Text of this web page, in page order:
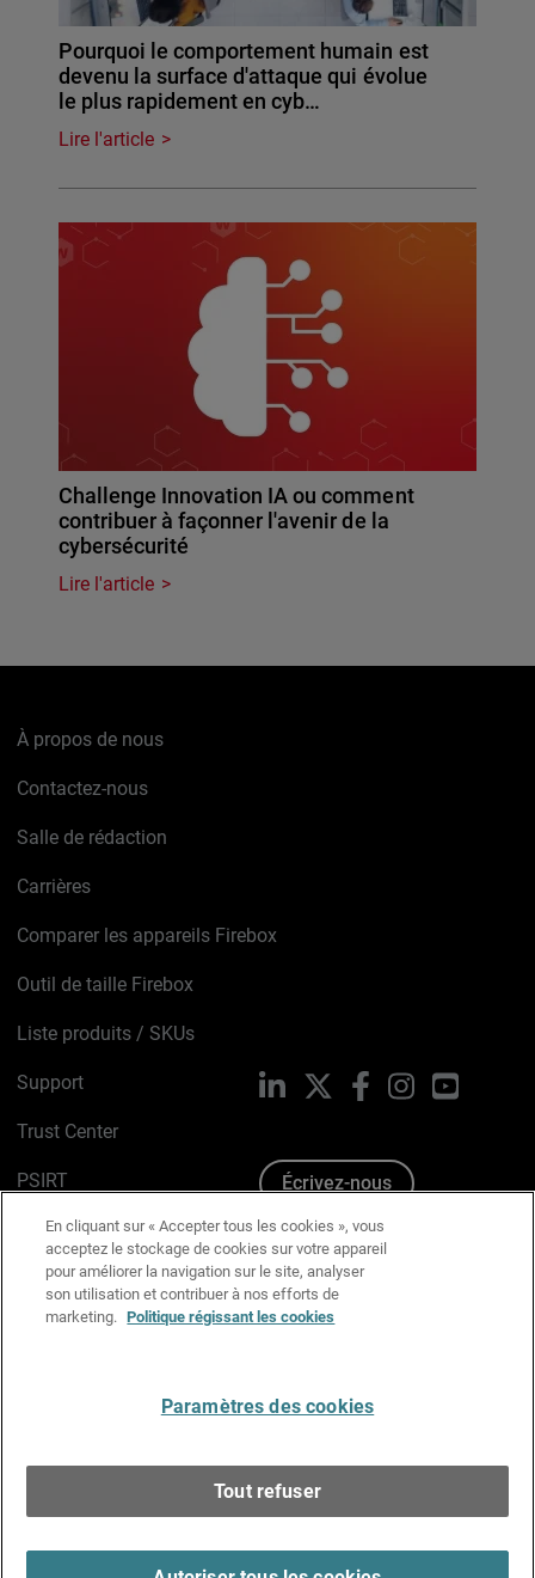
Pourquoi le comportement humain est
devenu la surface d'attaque qui évolue
le plus rapidement en cyb…
Lire l'article
Challenge Innovation IA ou comment
contribuer à façonner l'avenir de la
cybersécurité
Lire l'article
À propos de nous
Contactez-nous
Salle de rédaction
Carrières
Comparer les appareils Firebox
Outil de taille Firebox
Liste produits / SKUs
Support
Trust Center
PSIRT
Avis sur les cookies
Politique de confidentialité
Charte Graphique
LinkedIn FacebookInstagramYouTube
Écrivez-nous
En cliquant sur « Accepter tous les cookies », vous
acceptez le stockage de cookies sur votre appareil
pour améliorer la navigation sur le site, analyser
son utilisation et contribuer à nos efforts de
marketing. Politique régissant les cookies
Paramètres des cookies
Tout refuser